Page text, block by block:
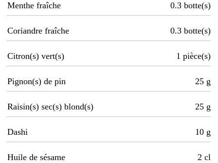
Menthe fraîche 0.3 botte(s)
Coriandre fraîche 0.3 botte(s)
Citron(s) vert(s) 1 pièce(s)
Pignon(s) de pin 25 g
Raisin(s) sec(s) blond(s) 25 g
Dashi 10 g
Huile de sésame 2 cl